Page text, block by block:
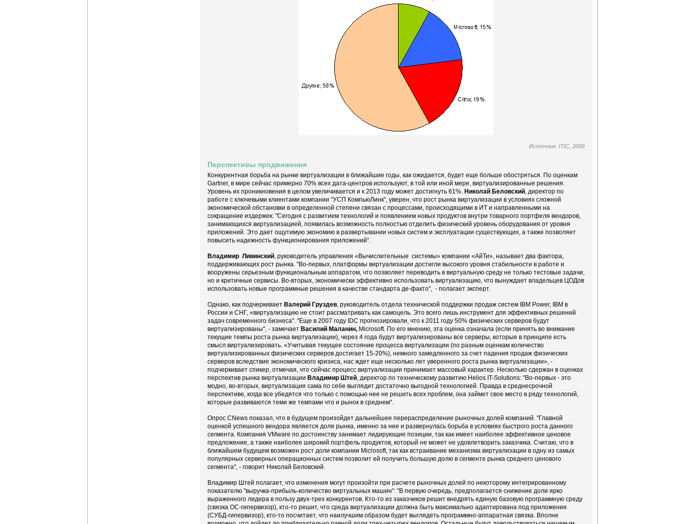
Источник: ITIC, 2009
Перспективы продвижения
Конкурентная борьба на рынке виртуализации в ближайшие годы, как ожидается, будет еще больше обостряться. По оценкам
Gartner, в мире сейчас примерно 70% всех дата-центров используют, в той или иной мере, виртуализированные решения.
Уровень их проникновения в целом увеличивается и к 2013 году может достигнуть 61%. Николай Беловский, директор по
работе с ключевыми клиентами компании "УСП КомпьюЛинк", уверен, что рост рынка виртуализации в условиях сложной
экономической обстановки в определенной степени связан с процессами, происходящими в ИТ и направленными на
сокращение издержек: "Сегодня с развитием технологий и появлением новых продуктов внутри товарного портфеля вендоров,
занимающихся виртуализацией, появилась возможность полностью отделить физический уровень оборудования от уровня
приложений. Это дает ощутимую экономию в развертывании новых систем и эксплуатации существующих, а также позволяет
повысить надежность функционирования приложений".
Владимир Ливинский, руководитель управления «Вычислительные системы» компании «АйТи», называет два фактора,
поддерживающих рост рынка. "Во-первых, платформы виртуализации достигли высокого уровня стабильности в работе и
вооружены серьезным функциональным аппаратом, что позволяет переводить в виртуальную среду не только тестовые задачи,
но и критичные сервисы. Во-вторых, экономически эффективно использовать виртуализацию, что вынуждает владельцев ЦОДов
использовать новые программные решения в качестве стандарта де-факто", - полагает эксперт.
Однако, как подчеркивает Валерий Груздев, руководитель отдела технической поддержки продаж систем IBM Power, IBM в
России и СНГ, «виртуализацию не стоит рассматривать как самоцель. Это всего лишь инструмент для эффективных решений
задач современного бизнеса". "Еще в 2007 году IDC прогнозировали, что к 2011 году 50% физических серверов будут
виртуализированы", - замечает Василий Маланин, Microsoft. По его мнению, эта оценка означала (если принять во внимание
текущие темпы роста рынка виртуализации), через 4 года будут виртуализированы все серверы, которые в принципе есть
смысл виртуализировать. «Учитывая текущее состояние процесса виртуализации (по разным оценкам количество
виртуализированных физических серверов достигает 15-20%), немного замедленного за счет падения продаж физических
серверов вследствие экономического кризиса, нас ждет еще несколько лет уверенного роста рынка виртуализации», -
подчеркивает спикер, отмечая, что сейчас процесс виртуализации принимает массовый характер. Несколько сдержан в оценках
перспектив рынка виртуализации Владимир Штей, директор по техническому развитию Helios IT-Solutions: "Во-первых - это
модно, во-вторых, виртуализация сама по себе выглядит достаточно выгодной технологией. Правда в среднесрочной
перспективе, когда все убедятся что только с помощью нее не решить всех проблем, она займет свое место в ряду технологий,
которые развиваются теми же темпами что и рынок в среднем".
Опрос CNews показал, что в будущем произойдет дальнейшее перераспределение рыночных долей компаний. "Главной
оценкой успешного вендора является доля рынка, именно за нее и развернулась борьба в условиях быстрого роста данного
сегмента. Компания VMware по достоинству занимает лидирующие позиции, так как имеет наиболее эффективное ценовое
предложение, а также наиболее широкий портфель продуктов, который не может не удовлетворить заказчика. Считаю, что в
ближайшем будущем возможен рост доли компании Microsoft, так как встраивание механизма виртуализации в одну из самых
популярных серверных операционных систем позволит ей получить большую долю в сегменте рынка среднего ценового
сегмента", - говорит Николай Беловский.
Владимир Штей полагает, что изменения могут произойти при расчете рыночных долей по некоторому интегрированному
показателю "выручка-прибыль-количество виртуальных машин": "В первую очередь, предполагается снижение доли ярко
выраженного лидера в пользу двух-трех конкурентов. Кто-то из заказчиков решит внедрять единую базовую программную среду
(связка ОС-гипервизор), кто-то решит, что среда виртуализации должна быть максимально адаптирована под приложения
(СУБД-гипервизор), кто-то посчитает, что наилучшим образом будет выглядеть программно-аппаратная связка. Вполне